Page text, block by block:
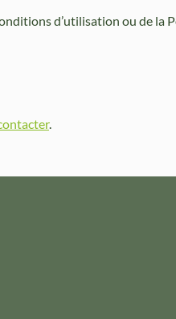
d’utilisation ou de la
.